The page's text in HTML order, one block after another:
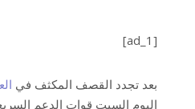
[ad_1]
بعد تجدد القصف المكثف في